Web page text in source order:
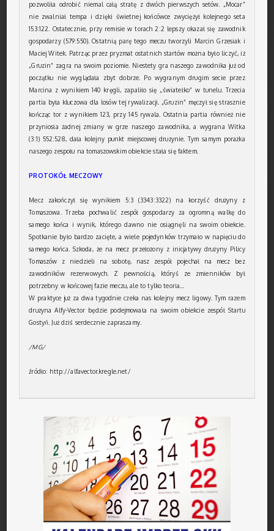
pozwoliła odrobić niemal całą stratę z dwóch pierwszych setów. „Mocar”
nie zwalniał tempa i dzięki świetnej końcówce zwyciężył kolejnego seta
153:122. Ostatecznie, przy remisie w torach 2:2 lepszy okazał się zawodnik
gospodarzy (579:550). Ostatnią parę tego meczu tworzyli Marcin Grzesiak i
Maciej Witek. Patrząc przez pryzmat ostatnich startów można było liczyć, iż
„Gruzin” zagra na swoim poziomie. Niestety gra naszego zawodnika już od
początku nie wyglądała zbyt dobrze. Po wygranym drugim secie przez
Marcina z wynikiem 140 kręgli, zapaliło się „światełko” w tunelu. Trzecia
partia była kluczowa dla losów tej rywalizacji. „Gruzin” męczył się strasznie
kończąc tor z wynikiem 123, przy 145 rywala. Ostatnia partia również nie
przyniosła żadnej zmiany w grze naszego zawodnika, a wygrana Witka
(3:1) 552:528, dała kolejny punkt miejscowej drużynie. Tym samym porażka
naszego zespołu na tomaszowskim obiekcie stała się faktem.
PROTOKÓŁ MECZOWY
Mecz zakończył się wynikiem 5:3 (3343:3322) na korzyść drużyny z
Tomaszowa. Trzeba pochwalić zespół gospodarzy za ogromną walkę do
samego końca i wynik, którego dawno nie osiągnęli na swoim obiekcie.
Spotkanie było bardzo zacięte, a wiele pojedynków trzymało w napięciu do
samego końca. Szkoda, że na mecz przełożony z inicjatywy drużyny Pilicy
Tomaszów z niedzieli na sobotę, nasz zespół pojechał na mecz bez
zawodników rezerwowych. Z pewnością, któryś ze zmienników był
potrzebny w końcowej fazie meczu, ale to tylko teoria…
W praktyce już za dwa tygodnie czeka nas kolejny mecz ligowy. Tym razem
drużyna Alfy-Vector będzie podejmowała na swoim obiekcie zespół Startu
Gostyń. Już dziś serdecznie zapraszamy.
/MG/
źródło: http://alfavector.kregle.net/